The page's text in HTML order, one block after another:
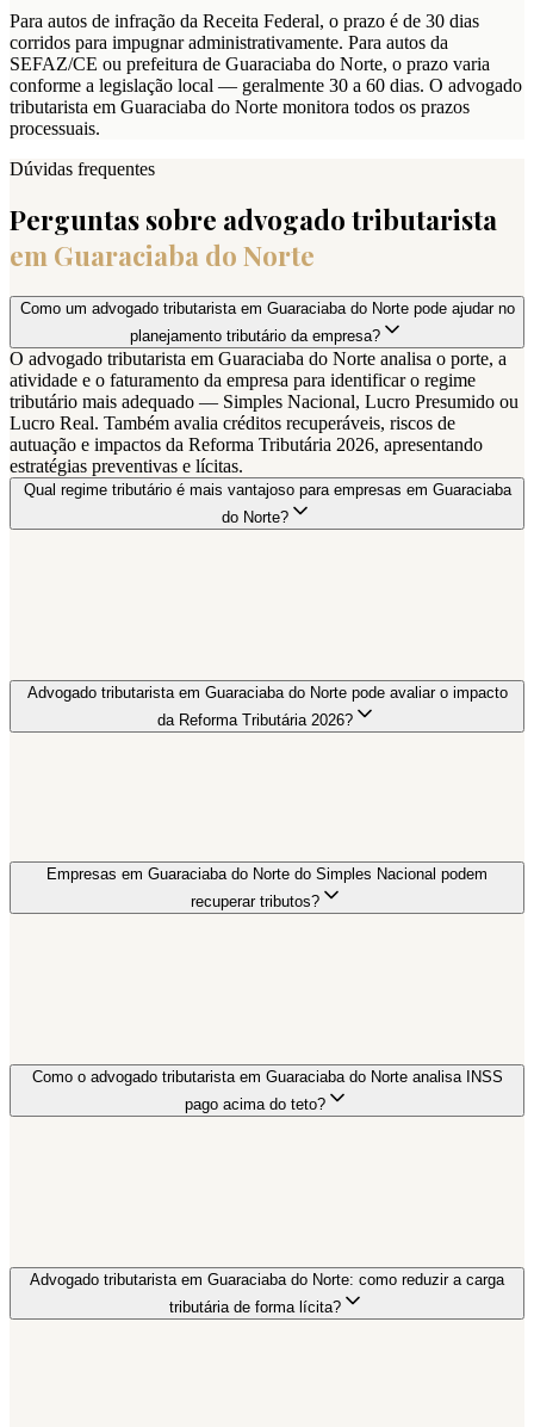
Para autos de infração da Receita Federal, o prazo é de 30 dias
corridos para impugnar administrativamente. Para autos da
SEFAZ/CE ou prefeitura de Guaraciaba do Norte, o prazo varia
conforme a legislação local — geralmente 30 a 60 dias. O advogado
tributarista em Guaraciaba do Norte monitora todos os prazos
processuais.
Dúvidas frequentes
Perguntas sobre advogado tributarista
em Guaraciaba do Norte
Como um advogado tributarista em Guaraciaba do Norte pode ajudar no
planejamento tributário da empresa?
O advogado tributarista em Guaraciaba do Norte analisa o porte, a
atividade e o faturamento da empresa para identificar o regime
tributário mais adequado — Simples Nacional, Lucro Presumido ou
Lucro Real. Também avalia créditos recuperáveis, riscos de
autuação e impactos da Reforma Tributária 2026, apresentando
estratégias preventivas e lícitas.
Qual regime tributário é mais vantajoso para empresas em Guaraciaba
do Norte?
Advogado tributarista em Guaraciaba do Norte pode avaliar o impacto
da Reforma Tributária 2026?
Empresas em Guaraciaba do Norte do Simples Nacional podem
recuperar tributos?
Como o advogado tributarista em Guaraciaba do Norte analisa INSS
pago acima do teto?
Advogado tributarista em Guaraciaba do Norte: como reduzir a carga
tributária de forma lícita?